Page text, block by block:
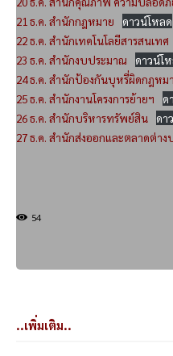
21 ธ.ค. สำนักกฎหมาย
ดาวน์โหลด
22 ธ.ค. สำนักเทคโนโลยีสารสนเทศ
23 ธ.ค. สำนักงบประมาณ
ดาวน์โ
24 ธ.ค. สำนักป้องกันบุหรี่ผิดกฎหม
25 ธ.ค. สำนักงานโครงการย้ายฯ
ด
26 ธ.ค. สำนักบริหารทรัพย์สิน
ดา
27 ธ.ค. สำนักส่งออกและตลาดต่าง
54
..เพิ่มเติม..